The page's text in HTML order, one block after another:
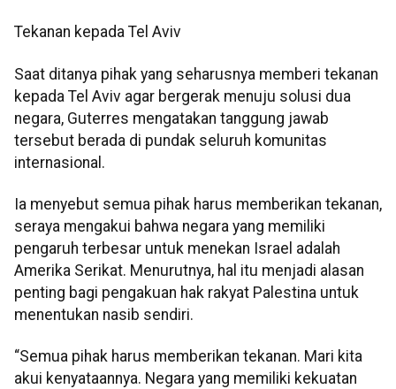
Tekanan kepada Tel Aviv
Saat ditanya pihak yang seharusnya memberi tekanan
kepada Tel Aviv agar bergerak menuju solusi dua
negara, Guterres mengatakan tanggung jawab
tersebut berada di pundak seluruh komunitas
internasional.
Ia menyebut semua pihak harus memberikan tekanan,
seraya mengakui bahwa negara yang memiliki
pengaruh terbesar untuk menekan Israel adalah
Amerika Serikat. Menurutnya, hal itu menjadi alasan
penting bagi pengakuan hak rakyat Palestina untuk
menentukan nasib sendiri.
“Semua pihak harus memberikan tekanan. Mari kita
akui kenyataannya. Negara yang memiliki kekuatan